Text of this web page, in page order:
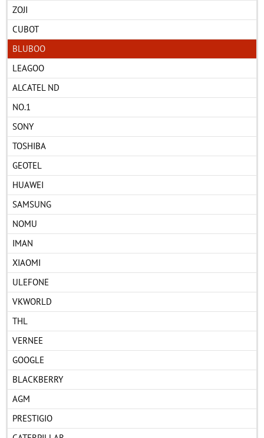
ZOJI
CUBOT
BLUBOO
LEAGOO
ALCATEL ND
NO.1
SONY
TOSHIBA
GEOTEL
HUAWEI
SAMSUNG
NOMU
IMAN
XIAOMI
ULEFONE
VKWORLD
THL
VERNEE
GOOGLE
BLACKBERRY
AGM
PRESTIGIO